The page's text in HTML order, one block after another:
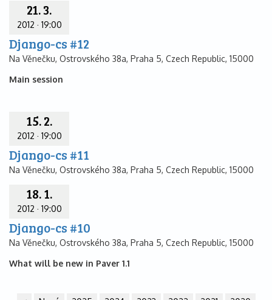
21. 3.
2012 · 19:00
Django-cs #12
Na Věnečku, Ostrovského 38a, Praha 5, Czech Republic, 15000
Main session
15. 2.
2012 · 19:00
Django-cs #11
Na Věnečku, Ostrovského 38a, Praha 5, Czech Republic, 15000
18. 1.
2012 · 19:00
Django-cs #10
Na Věnečku, Ostrovského 38a, Praha 5, Czech Republic, 15000
What will be new in Paver 1.1